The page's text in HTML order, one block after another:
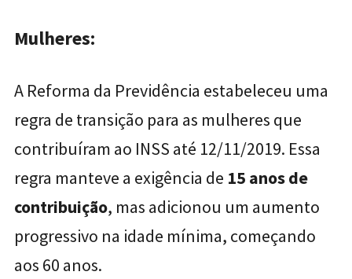
Mulheres:
A Reforma da Previdência estabeleceu uma
regra de transição para as mulheres que
contribuíram ao INSS até 12/11/2019. Essa
regra manteve a exigência de 15 anos de
contribuição, mas adicionou um aumento
progressivo na idade mínima, começando
aos 60 anos.